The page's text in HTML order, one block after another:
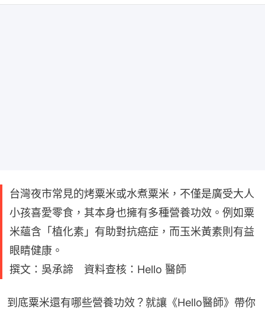
台灣夜市常見的烤粟米或水煮粟米，不僅是廣受大人
小孩喜愛零食，其本身也擁有多種營養功效。例如粟
米蘊含「植化素」有助對抗癌症，而玉米黃素則有益
眼睛健康。
撰文：吳承諦 資料查核：Hello 醫師
到底粟米還有哪些營養功效？就讓《Hello醫師》帶你